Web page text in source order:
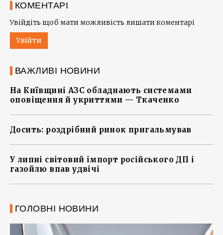
КОМЕНТАРІ
Увійдіть щоб мати можливість лишати коментарі
Увійти
ВАЖЛИВІ НОВИНИ
На Київщині АЗС обладнають системами
оповіщення й укриттями — Ткаченко
Досить: роздрібний ринок пригальмував
У липні світовий імпорт російського ДП і
газойлю впав удвічі
ГОЛОВНІ НОВИНИ